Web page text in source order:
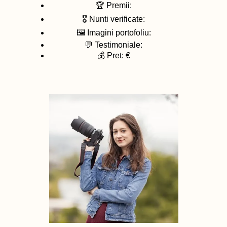
🏆 Premii:
🎖️ Nunti verificate:
🖼️ Imagini portofoliu:
💬 Testimoniale:
💰 Pret: €